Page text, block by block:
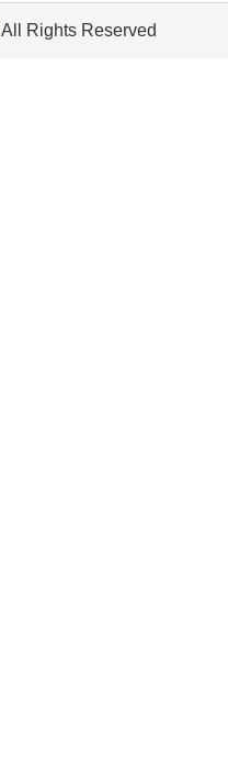
All Rights Reserved